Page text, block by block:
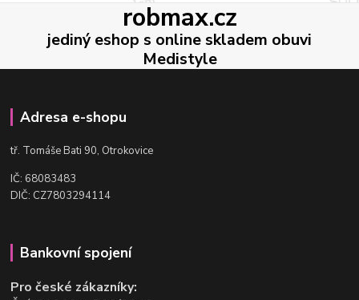
robmax.cz
jediný eshop s online skladem obuvi
Medistyle
Adresa e-shopu
tř. Tomáše Bati 90, Otrokovice
IČ: 68083483
DIČ: CZ7803294114
Bankovní spojení
Pro české zákazníky: